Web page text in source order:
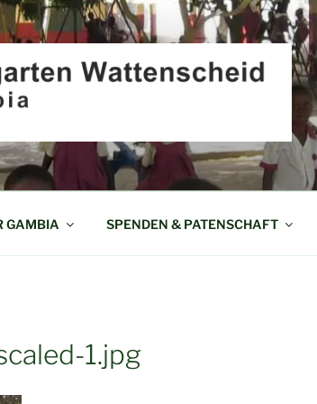
GAMBIA SPENDEN & PATENSCHAFT
1.jpg